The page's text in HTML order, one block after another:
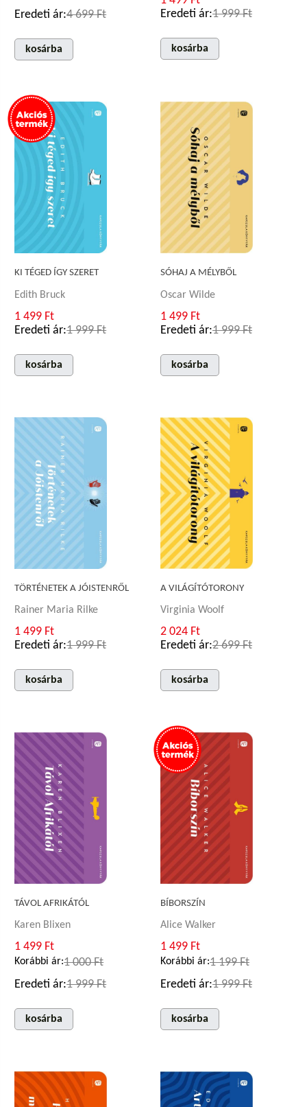
Eredeti ár:4 699 Ft
kosárba
Eredeti ár:1 999 Ft
kosárba
KI TÉGED ÍGY SZERET
Edith Bruck
1 499 Ft
Eredeti ár:1 999 Ft
kosárba
SÓHAJ A MÉLYBŐL
Oscar Wilde
1 499 Ft
Eredeti ár:1 999 Ft
kosárba
TÖRTÉNETEK A JÓISTENRŐL
Rainer Maria Rilke
1 499 Ft
Eredeti ár:1 999 Ft
kosárba
A VILÁGÍTÓTORONY
Virginia Woolf
2 024 Ft
Eredeti ár:2 699 Ft
kosárba
TÁVOL AFRIKÁTÓL
Karen Blixen
1 499 Ft
Korábbi ár:1 000 Ft
Eredeti ár:1 999 Ft
kosárba
BÍBORSZÍN
Alice Walker
1 499 Ft
Korábbi ár:1 199 Ft
Eredeti ár:1 999 Ft
kosárba